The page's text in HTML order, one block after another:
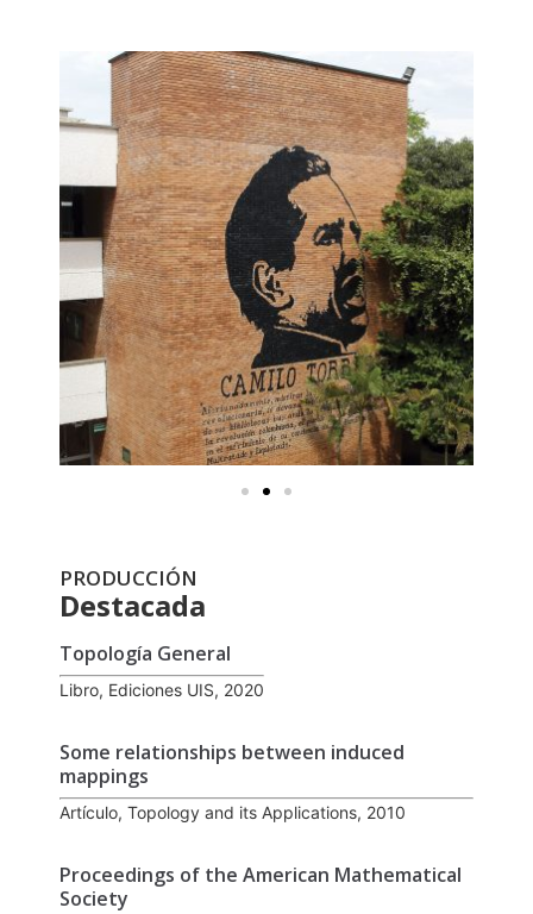
PRODUCCIÓN
Destacada
Topología General
Libro, Ediciones UIS, 2020
Some relationships between induced
mappings
Artículo, Topology and its Applications, 2010
Proceedings of the American Mathematical
Society